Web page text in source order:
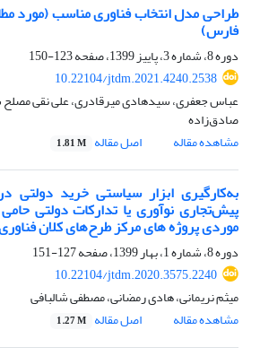
طراحی مدل انتخاب فناوری مناسب (مورد
فارس)
دوره 8، شماره 3، پاییز 1399، صفحه
123-150
10.22104/jtdm.2021.4240.2538
عباس جعفری، سیدهادی میرقادری، علی نقی مصلح
صادق‌زاده
مشاهده مقاله
اصل مقاله 1.81 M
به‌کارگیری ابزار سیاستی خرید دولتی
پیش‌تجاری نوآوری یا تدارکات دولتی
موردی پروژه های مرکز طرح‌های کلان
دوره 8، شماره 1، بهار 1399، صفحه
127-151
10.22104/jtdm.2020.3575.2240
میثم نریمانی، هادی رمضانی، مصطفی شالبافی
مشاهده مقاله
اصل مقاله 1.27 M